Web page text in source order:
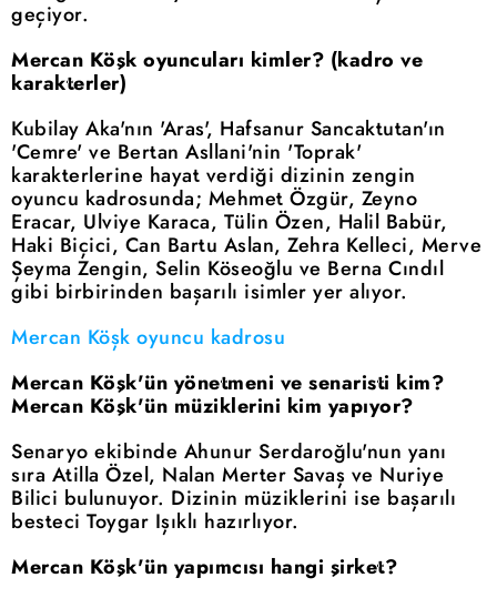
geçiyor.
Mercan Köşk oyuncuları kimler? (kadro ve
karakterler)
Kubilay Aka'nın 'Aras', Hafsanur Sancaktutan'ın
'Cemre' ve Bertan Asllani'nin 'Toprak'
karakterlerine hayat verdiği dizinin zengin
oyuncu kadrosunda; Mehmet Özgür, Zeyno
Eracar, Ulviye Karaca, Tülin Özen, Halil Babür,
Haki Biçici, Can Bartu Aslan, Zehra Kelleci, Merve
Şeyma Zengin, Selin Köseoğlu ve Berna Cındıl
gibi birbirinden başarılı isimler yer alıyor.
Mercan Köşk oyuncu kadrosu
Mercan Köşk'ün yönetmeni ve senaristi kim?
Mercan Köşk'ün müziklerini kim yapıyor?
Senaryo ekibinde Ahunur Serdaroğlu'nun yanı
sıra Atilla Özel, Nalan Merter Savaş ve Nuriye
Bilici bulunuyor. Dizinin müziklerini ise başarılı
besteci Toygar Işıklı hazırlıyor.
Mercan Köşk'ün yapımcısı hangi şirket?